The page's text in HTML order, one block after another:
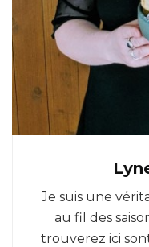
Je suis une
au fil des
trouverez ici